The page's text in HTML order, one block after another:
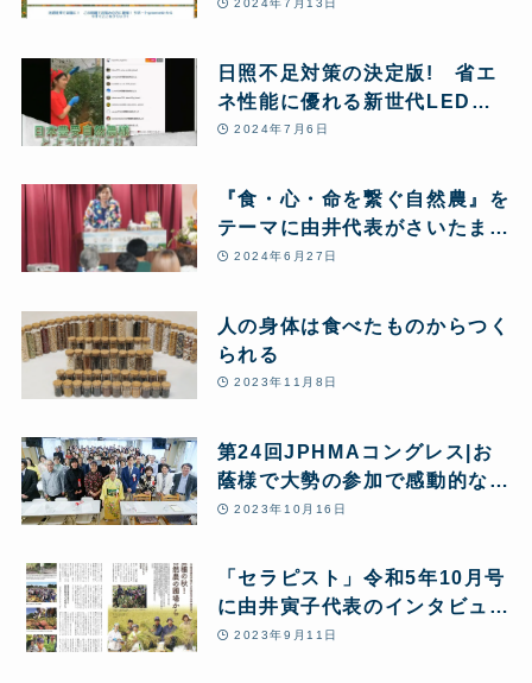
2024年7月13日
日照不足対策の決定版! 省エ
ネ性能に優れる新世代LED投
光器「アステカライト」を販売
2024年7月6日
『食・心・命を繋ぐ自然農』を
テーマに由井代表がさいたま市
で講演
2024年6月27日
人の身体は食べたものからつく
られる
2023年11月8日
第24回JPHMAコングレス|お
蔭様で大勢の参加で感動的なイ
ベントとなりました
2023年10月16日
「セラピスト」令和5年10月号
に由井寅子代表のインタビュー
記事が掲載されました
2023年9月11日